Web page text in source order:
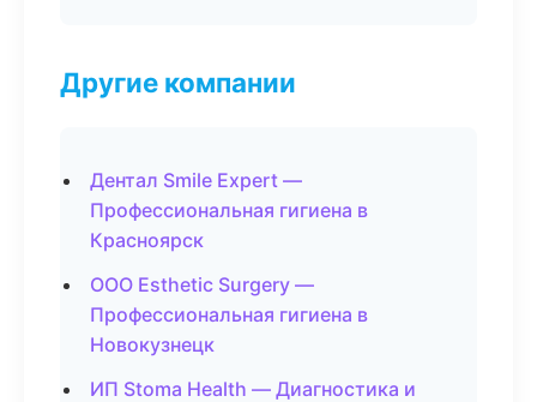
Другие компании
Дентал Smile Expert —
Профессиональная гигиена в
Красноярск
ООО Esthetic Surgery —
Профессиональная гигиена в
Новокузнецк
ИП Stoma Health — Диагностика и